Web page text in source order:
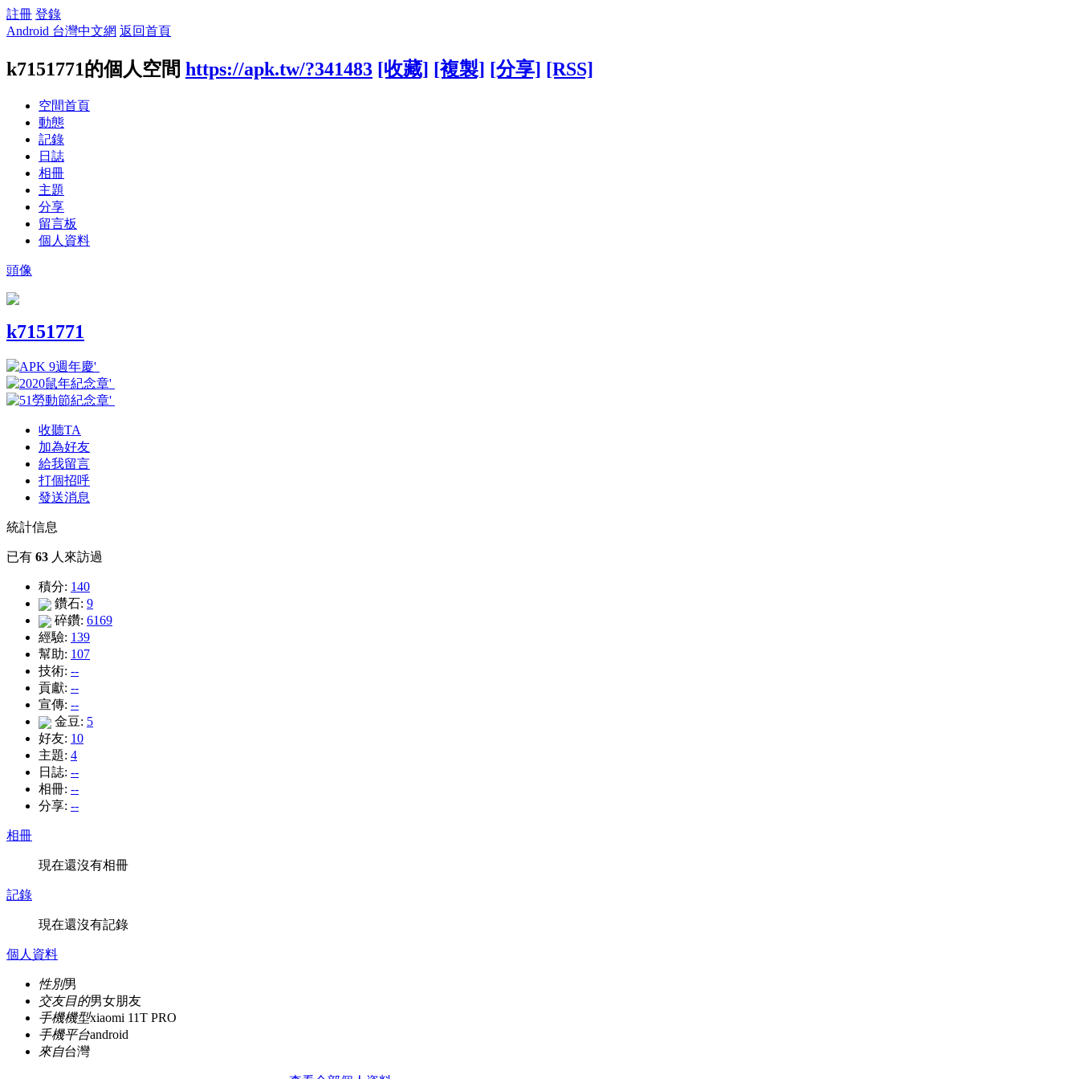
註冊 登錄
Android 台灣中文網 返回首頁
k7151771的個人空間 https://apk.tw/?341483 [收藏] [複製] [分享] [RSS]
空間首頁
動態
記錄
日誌
相冊
主題
分享
留言板
個人資料
頭像
k7151771
收聽TA
加為好友
給我留言
打個招呼
發送消息
統計信息
已有 63 人來訪過
積分: 140
鑽石: 9
碎鑽: 6169
經驗: 139
幫助: 107
技術: --
貢獻: --
宣傳: --
金豆: 5
好友: 10
主題: 4
日誌: --
相冊: --
分享: --
相冊
現在還沒有相冊
記錄
現在還沒有記錄
個人資料
性別男
交友目的男女朋友
手機機型xiaomi 11T PRO
手機平台android
來自台灣